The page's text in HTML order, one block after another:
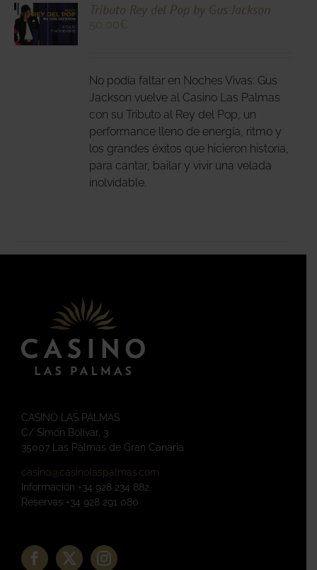
Tributo Rey del Pop by Gus Jackson
50,00€
No podía faltar en Noches Vivas: Gus
Jackson vuelve al Casino Las Palmas
con su Tributo al Rey del Pop, un
performance lleno de energía, ritmo y
los grandes éxitos que hicieron historia,
para cantar, bailar y vivir una velada
inolvidable.
CASINO LAS PALMAS
C/ Simón Bolívar, 3
35007 Las Palmas de Gran Canaria
casino@casinolaspalmas.com
Información +34 928 234 882
Reservas +34 928 291 080